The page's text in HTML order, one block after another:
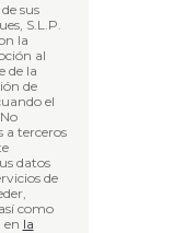
sus
S.L.P.
la
al
de la
de
el
a terceros
datos
de
como
en la